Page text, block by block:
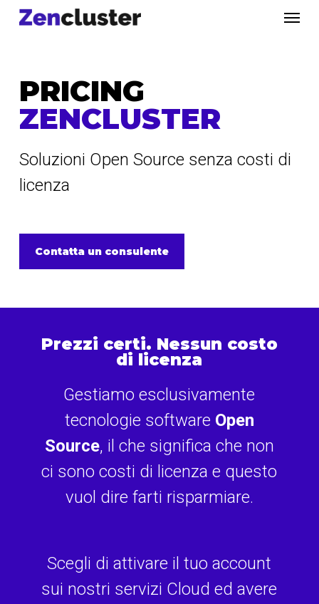
PRICING
ZENCLUSTER
Soluzioni Open Source senza costi di
licenza
Contatta un consulente
Prezzi certi. Nessun costo
di licenza
Gestiamo esclusivamente
tecnologie software Open
Source, il che significa che non
ci sono costi di licenza e questo
vuol dire farti risparmiare.
Scegli di attivare il tuo account
sui nostri servizi Cloud ed avere